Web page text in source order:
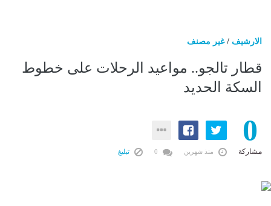
الارشيف /غير مصنف
قطار تالجو.. مواعيد الرحلات على خطوط
السكة الحديد
0
مشاركة منذ شهرين تبليغ